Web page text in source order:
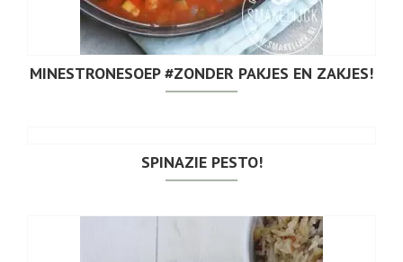
MINESTRONESOEP #ZONDER PAKJES EN ZAKJES!
SPINAZIE PESTO!